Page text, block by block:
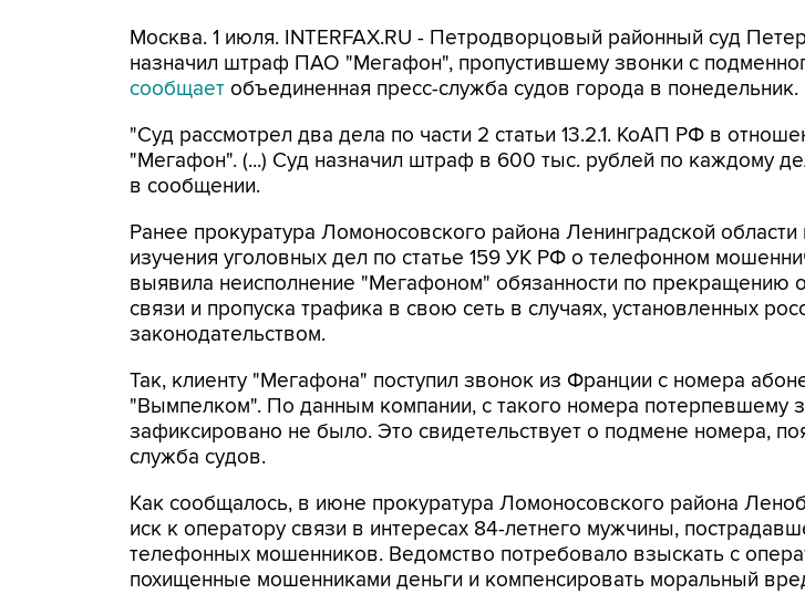
Москва. 1 июля. INTERFAX.RU - Петродворцовый районный суд
назначил штраф ПАО "Мегафон", пропустившему звонки с
сообщает объединенная пресс-служба судов города в понедельник.
"Суд рассмотрел два дела по части 2 статьи 13.2.1. КоАП РФ в
"Мегафон". (...) Суд назначил штраф в 600 тыс. рублей по каждому
в сообщении.
Ранее прокуратура Ломоносовского района Ленинградской области
изучения уголовных дел по статье 159 УК РФ о телефонном
выявила неисполнение "Мегафоном" обязанности по прекращению
связи и пропуска трафика в свою сеть в случаях, установленных
законодательством.
Так, клиенту "Мегафона" поступил звонок из Франции с номера
"Вымпелком". По данным компании, с такого номера потерпевшему
зафиксировано не было. Это свидетельствует о подмене номера,
служба судов.
Как сообщалось, в июне прокуратура Ломоносовского района
иск к оператору связи в интересах 84-летнего мужчины,
телефонных мошенников. Ведомство потребовало взыскать с
похищенные мошенниками деньги и компенсировать моральный